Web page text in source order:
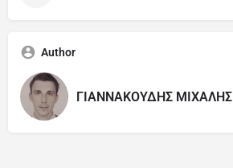
Author
ΓΙΑΝNΑΚΟΥΔΗΣ ΜΙΧΑΛΗΣ